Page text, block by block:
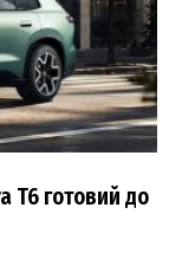
T6 готовий до